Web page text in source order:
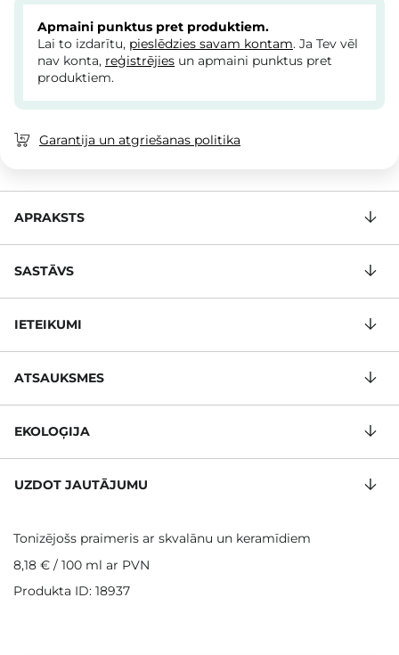
Apmaini punktus pret produktiem.
Lai to izdarītu, pieslēdzies savam kontam. Ja Tev vēl
nav konta, reģistrējies un apmaini punktus pret
produktiem.
Garantija un atgriešanas politika
APRAKSTS
SASTĀVS
IETEIKUMI
ATSAUKSMES
EKOLOĢIJA
UZDOT JAUTĀJUMU
Tonizējošs praimeris ar skvalānu un keramīdiem
8,18 € / 100 ml ar PVN
Produkta ID: 18937